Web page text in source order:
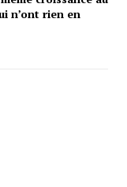
n’ont rien en